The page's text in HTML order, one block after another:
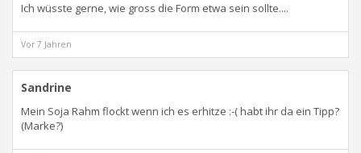
Ich wüsste gerne, wie gross die Form etwa sein sollte....
Vor 7 Jahren
Sandrine
Mein Soja Rahm flockt wenn ich es erhitze :-( habt ihr da ein Tipp?
(Marke?)